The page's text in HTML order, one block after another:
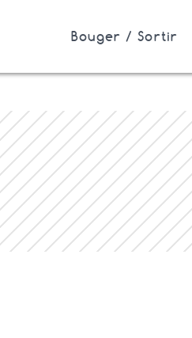
Bouger / Sortir